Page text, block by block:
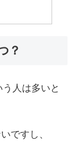
？
人は多いと
ですし、